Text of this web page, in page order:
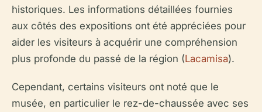
historiques. Les informations détaillées fournies
aux côtés des expositions ont été appréciées pour
aider les visiteurs à acquérir une compréhension
plus profonde du passé de la région (Lacamisa).
Cependant, certains visiteurs ont noté que le
musée, en particulier le rez-de-chaussée avec ses